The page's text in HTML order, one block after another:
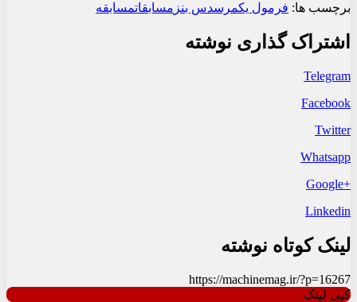
برچسب ها: فرمول یکمرسدس بنز مسابقاتمسابقه
اشتراک گذاری نوشته
Telegram
Facebook
Twitter
Whatsapp
+Google
Linkedin
لینک کوتاه نوشته
https://machinemag.ir/?p=16267
کپی لینک